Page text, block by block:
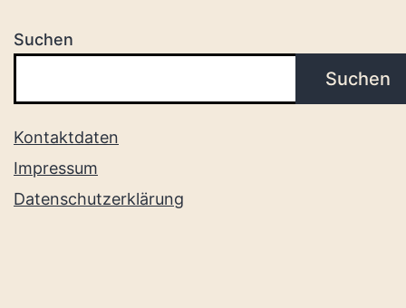
Suchen
Suchen
Kontaktdaten
Impressum
Datenschutzerklärung